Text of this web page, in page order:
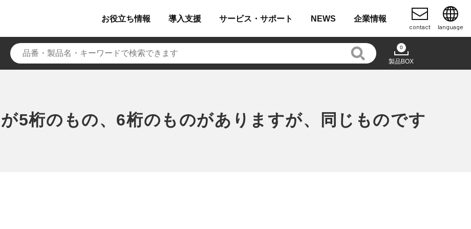
お役立ち情報 導入支援 サービス・ サポート NEWS 企業情報
contact language
0
製品BOX
5桁のもの、6桁のものがありますが、同じものです